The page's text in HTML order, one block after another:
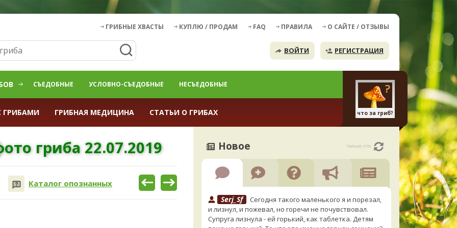
ГРИБНЫЕ ХВАСТЫ КУПЛЮ / ПРОДАМ FAQ ПРАВИЛА О САЙТЕ / ОТЗЫВЫ
ВОЙТИ РЕГИСТРАЦИЯ
СЪЕДОБНЫЕ УСЛОВНО-СЪЕДОБНЫЕ НЕСЪЕДОБНЫЕ
ГРИБАМИ ГРИБНАЯ МЕДИЦИНА СТАТЬИ О ГРИБАХ что за гриб?
гриба 22.07.2019
Каталог опознанных
Новое только что
Serj_Sf
Сегодня такого маленького я и порезал,
и лизнул, и пожевал, но горечи не почувствовал.
Супруга лизнула - ей горький, как таблетка. Детям